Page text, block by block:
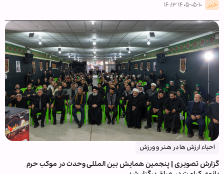
خبر ۱۴۰۵-۰۵-۱۰ ۱۶:۱۳
احیاء ارزش ها در هـنر و ورزش
گزارش تصویری | پنجمین همایش بین المللی وحدت در موکب حرم